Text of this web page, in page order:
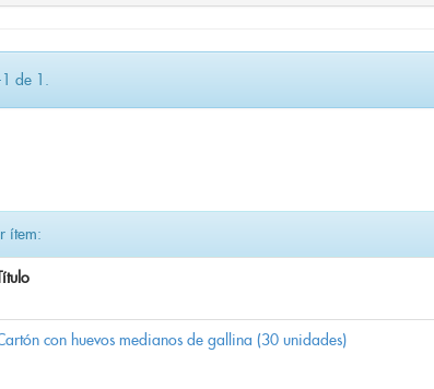
1 de 1.
ítem:
con huevos medianos de gallina (30 unidades)